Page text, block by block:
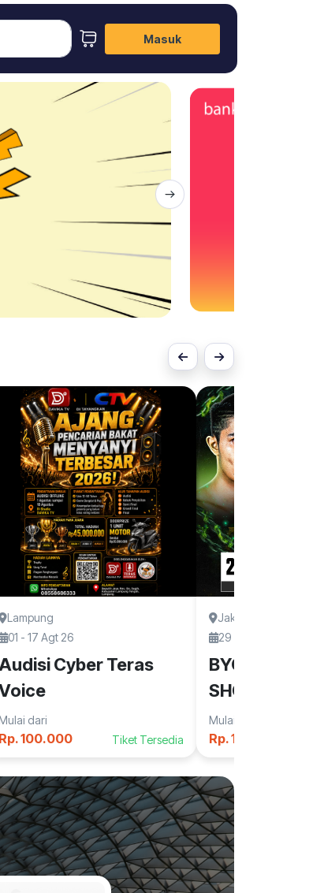
Masuk
Lampung
01 - 17 Agt 26
Audisi Cyber Teras
Mulai dari
Rp. 100.000 Tiket Tersedia
Jakarta Pusat
29 - 29 Agt 26
BYON
SHOWBIZ
AMMARUL
Mulai dari
Rp. 175.000